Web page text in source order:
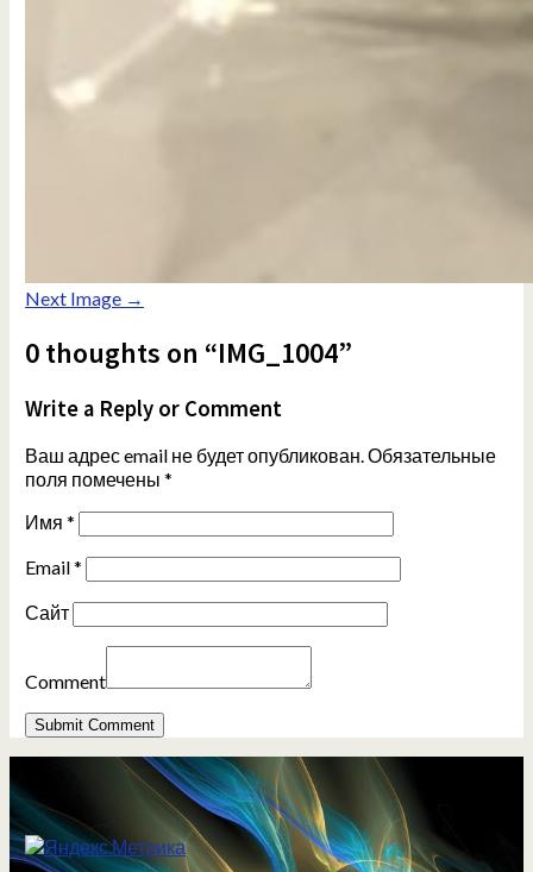
Next Image →
0 thoughts on “IMG_1004”
Write a Reply or Comment
Ваш адрес email не будет опубликован.Обязательные
поля помечены *
Имя *
Email*
Сайт
Comment